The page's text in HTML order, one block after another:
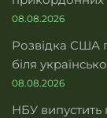
08.08.2026
Розвідка США
біля
08.08.2026
НБУ випустить